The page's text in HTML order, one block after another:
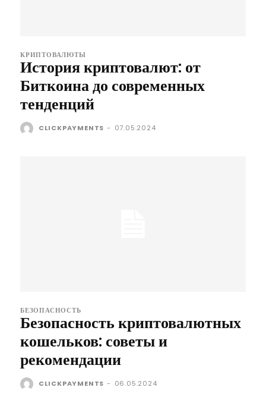
КРИПТОВАЛЮТЫ
История криптовалют: от
Биткоина до современных
тенденций
CLICKPAYMENTS - 07.05.2024
БЕЗОПАСНОСТЬ
Безопасность криптовалютных
кошельков: советы и
рекомендации
CLICKPAYMENTS - 06.05.2024